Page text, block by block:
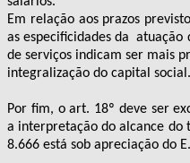
Em relação aos prazos
as especificidades da atuação
de serviços indicam ser mais
integralização do capital social.
Por fim, o art. 18º deve ser
a interpretação do alcance do
8.666 está sob apreciação do E.